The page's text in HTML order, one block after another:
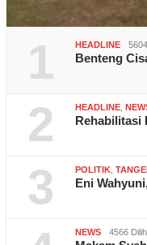
1 HEADLINE
Benteng
2 HEADLINE
Rehabilitasi
3 POLITIK
Eni
NEWS 4566